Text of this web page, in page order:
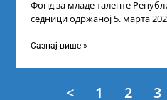
Фонд за младе таленте
седници одржаној 5. марта
Сазнај више »
< 1 2 3